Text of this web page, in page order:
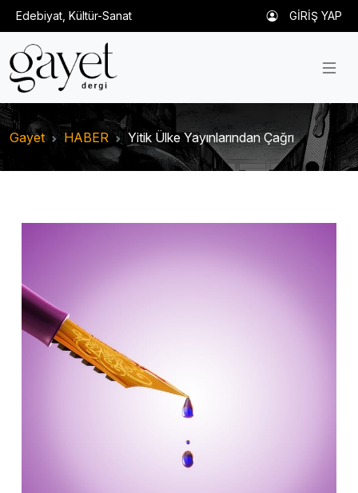
Edebiyat, Kültür-Sanat GİRİŞ YAP
Gayet HABER Yitik Ülke Yayınlarından Çağrı